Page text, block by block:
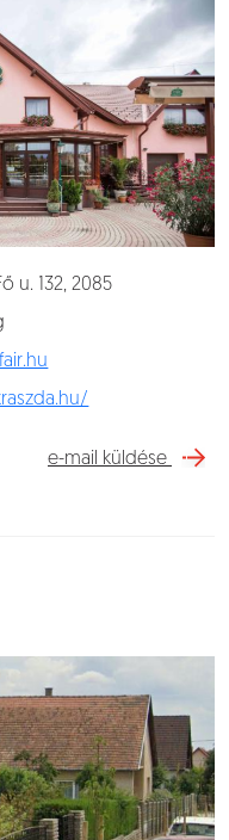
u. 132, 2085
e-mail küldése